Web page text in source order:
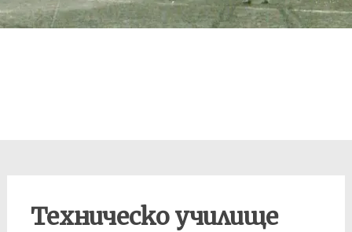
Техническо училище